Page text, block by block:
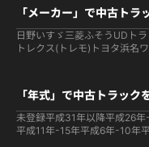
「メーカー」で中古トラ
日野いすゞ 三菱ふそう UDト
トレクス(トレモ) トヨタ浜名
「年式」で中古トラック
未登録平成31年以降平成26
平成11年-15年平成6年-10年